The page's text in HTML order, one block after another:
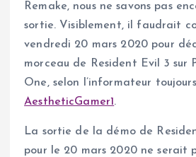
Remake, nous ne savons pas
sortie. Visiblement, il faudrait
vendredi 20 mars 2020 pour
morceau de Resident Evil 3 sur
One, selon l’informateur
AestheticGamer1.
La sortie de la démo de
pour le 20 mars 2020 ne serait